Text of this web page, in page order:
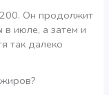
Он продолжит
в июле, а затем и
так далеко